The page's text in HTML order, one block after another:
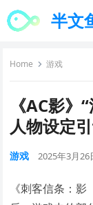
半文
Home 游戏
《AC影
人物设定
游戏 2025年3月26
《刺客信条：